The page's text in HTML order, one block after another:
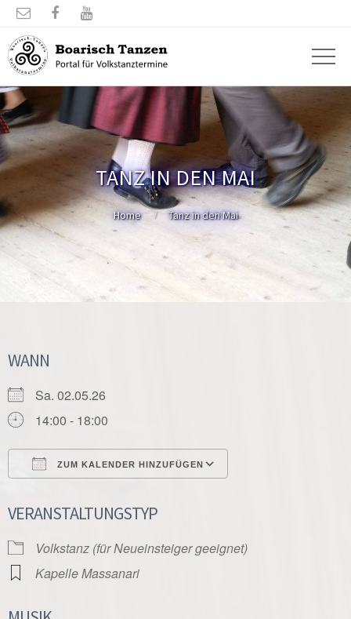
  
TANZ IN DEN MAI
Home Tanz in den Mai
WANN
Sa. 02.05.26
14:00 - 18:00
ZUM KALENDER HINZUFÜGEN
VERANSTALTUNGSTYP
Volkstanz (für Neueinsteiger geeignet)
Kapelle Massanari